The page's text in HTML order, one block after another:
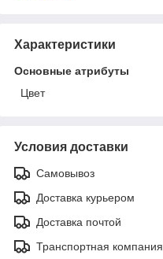
Характеристики
Основные атрибуты
Цвет
Условия доставки
Самовывоз
Доставка курьером
Доставка почтой
Транспортная компания